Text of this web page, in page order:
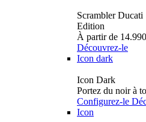
Scrambler
Edition
À partir de
Découvrez-le
Icon dark
Icon Dark
Portez du noir à
Configurez-le
Icon